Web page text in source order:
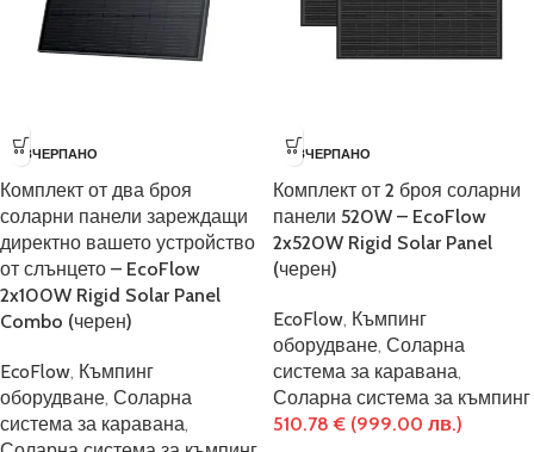
ИЗЧЕРПАНО
Комплект от два броя
соларни панели зареждащи
директно вашето устройство
от слънцето – EcoFlow
2x100W Rigid Solar Panel
Combo (черен)
EcoFlow, Къмпинг
оборудване, Соларна
система за каравана,
ИЗЧЕРПАНО
Комплект от 2 броя соларни
панели 520W – EcoFlow
2x520W Rigid Solar Panel
(черен)
EcoFlow, Къмпинг
оборудване, Соларна
система за каравана,
Соларна система за къмпинг
510.78€ (999.00 лв.)